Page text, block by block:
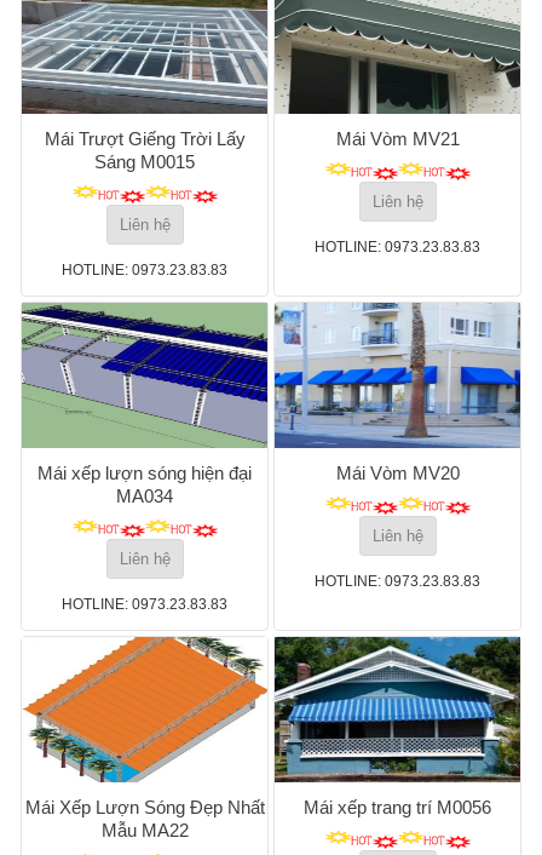
Mái Trượt Giếng Trời Lấy
Sáng M0015
Liên hệ
HOTLINE: 0973.23.83.83
Mái Vòm MV21
Liên hệ
HOTLINE: 0973.23.83.83
Mái xếp lượn sóng hiện đại
MA034
Liên hệ
HOTLINE: 0973.23.83.83
Mái Vòm MV20
Liên hệ
HOTLINE: 0973.23.83.83
Mái Xếp Lượn Sóng Đẹp Nhất
Mẫu MA22
Mái xếp trang trí M0056